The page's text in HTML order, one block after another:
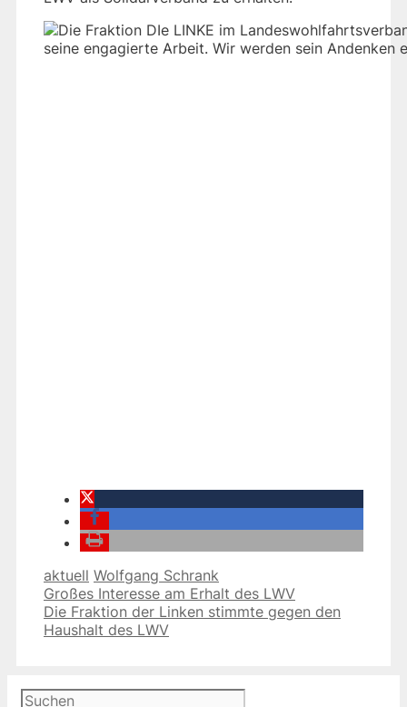
Kategorien
aktuell Schlagwörter
Wolfgang Schrank
Großes Interesse am Erhalt des LWV
Die Fraktion der Linken stimmte gegen den
Haushalt des LWV
Suchen